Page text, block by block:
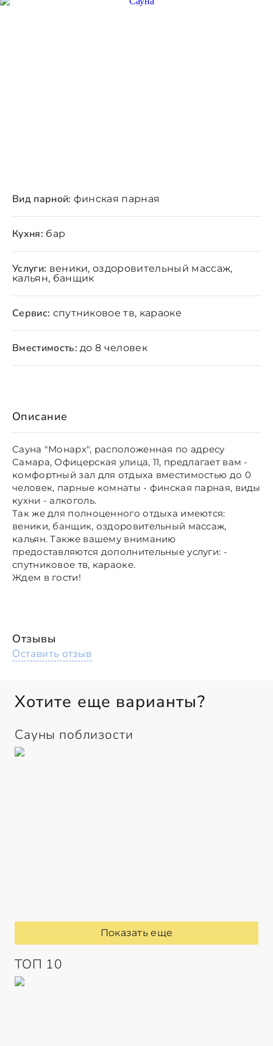
Описание
Сауна "Монарх", расположенная по адресу
Самара, Офицерская улица, 11, предлагает вам -
комфортный зал для отдыха вместимостью до 0
человек, парные комнаты - финская парная, виды
кухни - алкоголь.
Так же для полноценного отдыха имеются:
веники, банщик, оздоровительный массаж,
кальян. Также вашему вниманию
предоставляются дополнительные услуги: -
спутниковое тв, караоке.
Ждем в гости!
Вид парной: финская парная
Кухня: бар
Услуги: веники, оздоровительный массаж,
кальян, банщик
Сервис: спутниковое тв, караоке
Вместимость: до 8 человек
Отзывы
Оставить отзыв
Хотите еще варианты?
Сауны поблизости
Показать еще
ТОП 10